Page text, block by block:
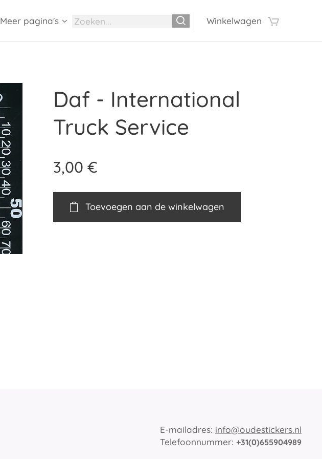
Meer pagina's Winkelwagen
Daf - International
Truck Service
3,00 €
Toevoegen aan de winkelwagen
E-mailadres: info@oudestickers.nl
Telefoonnummer: +31(0)655904989